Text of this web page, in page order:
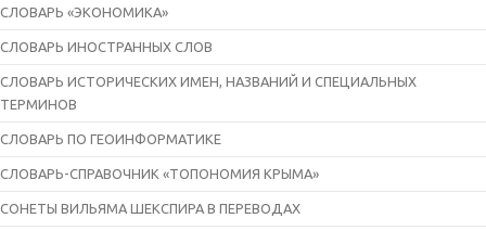
СЛОВАРЬ «ЭКОНОМИКА»
СЛОВАРЬ ИНОСТРАННЫХ СЛОВ
СЛОВАРЬ ИСТОРИЧЕСКИХ ИМЕН, НАЗВАНИЙ И СПЕЦИАЛЬНЫХ
ТЕРМИНОВ
СЛОВАРЬ ПО ГЕОИНФОРМАТИКЕ
СЛОВАРЬ-СПРАВОЧНИК «ТОПОНОМИЯ КРЫМА»
СОНЕТЫ ВИЛЬЯМА ШЕКСПИРА В ПЕРЕВОДАХ